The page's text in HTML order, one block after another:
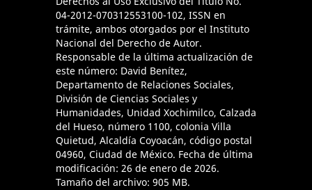
04-2012-070312553100-102, ISSN en
trámite, ambos otorgados por el Instituto
Nacional del Derecho de Autor.
Responsable de la última actualización de
este número: David Benítez,
Departamento de Relaciones Sociales,
División de Ciencias Sociales y
Humanidades, Unidad Xochimilco, Calzada
del Hueso, número 1100, colonia Villa
Quietud, Alcaldía Coyoacán, código postal
04960, Ciudad de México. Fecha de última
modificación: 26 de enero de 2026.
Tamaño del archivo: 905 MB.